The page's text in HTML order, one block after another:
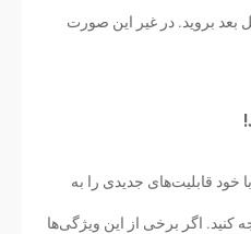
بعد بروید. در غیر این صورت
خود قابلیت‌های جدیدی را به
کنید. اگر برخی از این ویژگی‌ها